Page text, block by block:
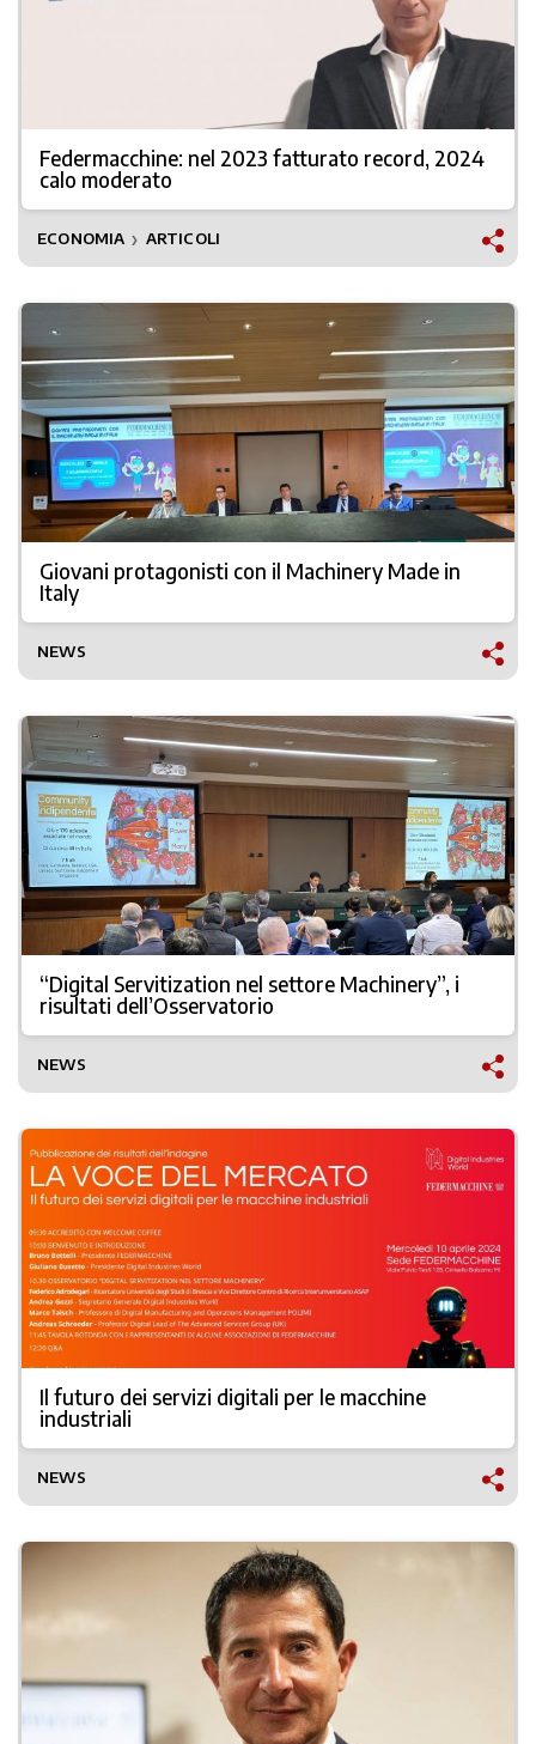
Federmacchine: nel 2023 fatturato record, 2024
calo moderato
ECONOMIA ❯ ARTICOLI
Giovani protagonisti con il Machinery Made in
Italy
NEWS
“Digital Servitization nel settore Machinery”, i
risultati dell’Osservatorio
NEWS
Il futuro dei servizi digitali per le macchine
industriali
NEWS